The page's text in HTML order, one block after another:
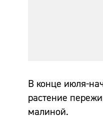
В конце июля-
растение
малиной.